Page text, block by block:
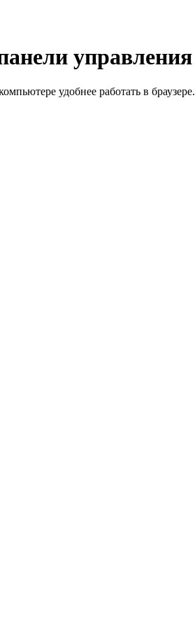
управления
удобнее работать в браузере.